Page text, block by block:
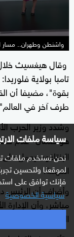
سياسة ملفات
نحن نستخدم ملفات
لموقعنا ولتحسين
فإنك توافق على
سياسية الخصوصية
واشنطن وطهران.. مسار
وقال هيغسيث خلال
تامبا بولاية
بقوة"، مضيفا أن
طرف آخر في
وشدد وزير الحرب
هو ضمان "عدم
البنتاغون يعمل على
المهمة.
وأضاف أن الرئيس
مباشر، وأن الإدارة
الأهداف العسكرية